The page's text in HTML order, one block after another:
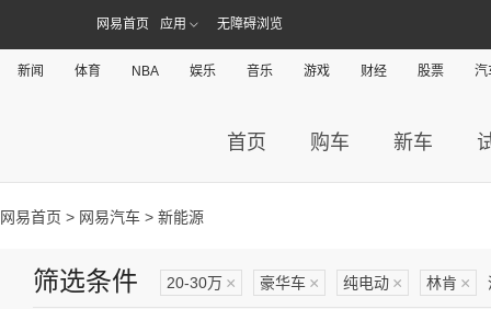
网易首页 应用 无障碍浏览
新闻 体育 NBA 娱乐 音乐 游戏 财经 股票 汽
首页 购车 新车
网易首页 > 网易汽车 > 新能源
筛选条件 20-30万 × 豪华车 × 纯电动 × 林肯 ×